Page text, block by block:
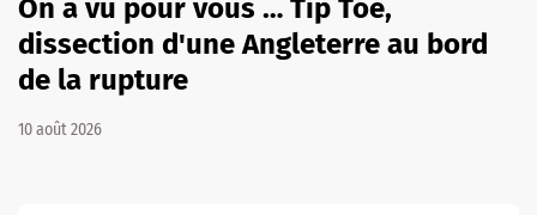
On a vu pour vous … Tip Toe,
dissection d'une Angleterre au bord
de la rupture
10 août 2026